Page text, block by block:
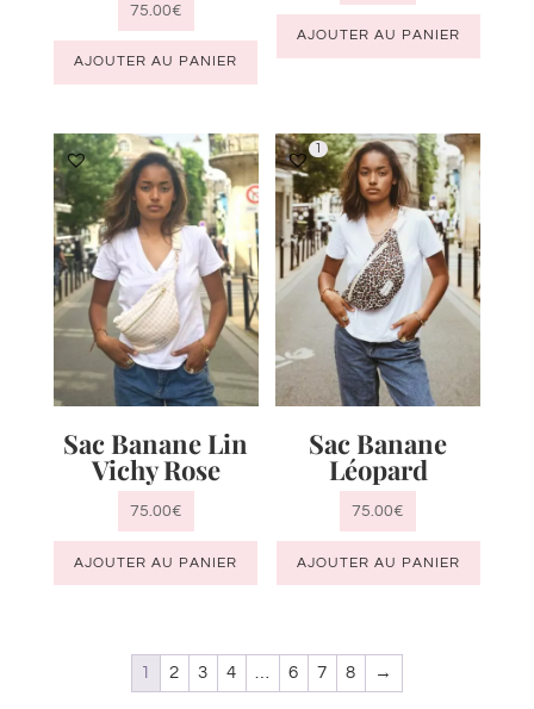
75.00€
AJOUTER AU PANIER
AJOUTER AU PANIER
Sac Banane Lin
Vichy Rose
75.00€
AJOUTER AU PANIER
1
Sac Banane
Léopard
75.00€
AJOUTER AU PANIER
1 2 3 4 … 6 7 8 →